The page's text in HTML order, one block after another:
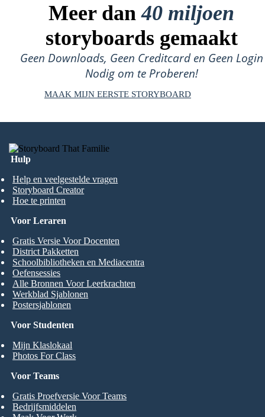
Meer dan40 miljoen
storyboards gemaakt
Geen Downloads, Geen Creditcard en Geen Login
Nodig om te Proberen!
MAAK MIJN EERSTE STORYBOARD
Hulp
Help en veelgestelde vragen
Storyboard Creator
Hoe te printen
Voor Studenten
Mijn Klaslokaal
Photos For Class
Voor Leraren
Gratis Versie Voor Docenten
District Pakketten
Schoolbibliotheken en Mediacentra
Oefensessies
Alle Bronnen Voor Leerkrachten
Werkblad Sjablonen
Postersjablonen
Voor Teams
Gratis Proefversie Voor Teams
Bedrijfsmiddelen